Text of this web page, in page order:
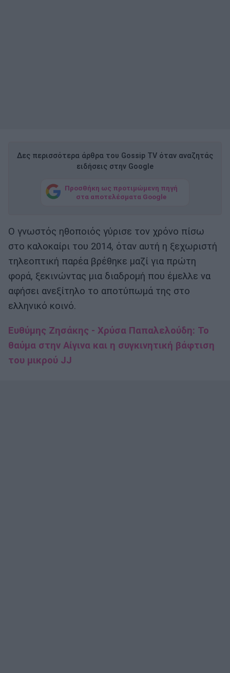
Δες περισσότερα άρθρα του Gossip TV όταν αναζητάς
ειδήσεις στην Google
Προσθήκη ως προτιμώμενη πηγή
στα αποτελέσματα Google
Ο γνωστός ηθοποιός γύρισε τον χρόνο πίσω
στο καλοκαίρι του 2014, όταν αυτή η ξεχωριστή
τηλεοπτική παρέα βρέθηκε μαζί για πρώτη
φορά, ξεκινώντας μια διαδρομή που έμελλε να
αφήσει ανεξίτηλο το αποτύπωμά της στο
ελληνικό κοινό.
Ευθύμης Ζησάκης - Χρύσα Παπαλελούδη: Το
θαύμα στην Αίγινα και η συγκινητική βάφτιση
του μικρού JJ